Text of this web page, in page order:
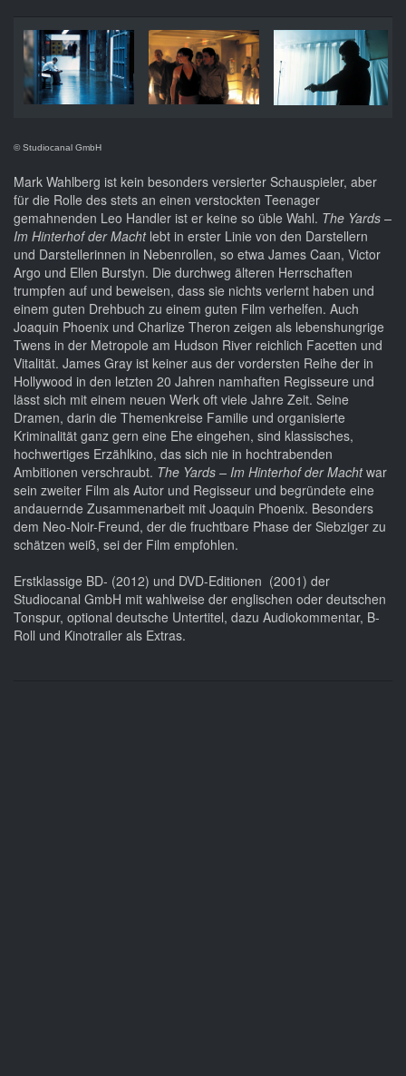
© Studiocanal GmbH
Mark Wahlberg ist kein besonders versierter Schauspieler, aber
für die Rolle des stets an einen verstockten Teenager
gemahnenden Leo Handler ist er keine so üble Wahl. The Yards –
Im Hinterhof der Machtlebt in erster Linie von den Darstellern
und Darstellerinnen in Nebenrollen, so etwa James Caan, Victor
Argo und Ellen Burstyn. Die durchweg älteren Herrschaften
trumpfen auf und beweisen, dass sie nichts verlernt haben und
einem guten Drehbuch zu einem guten Film verhelfen. Auch
Joaquin Phoenix und Charlize Theron zeigen als lebenshungrige
Twens in der Metropole am Hudson River reichlich Facetten und
Vitalität. James Gray ist keiner aus der vordersten Reihe der in
Hollywood in den letzten 20 Jahren namhaften Regisseure und
lässt sich mit einem neuen Werk oft viele Jahre Zeit. Seine
Dramen, darin die Themenkreise Familie und organisierte
Kriminalität ganz gern eine Ehe eingehen, sind klassisches,
hochwertiges Erzählkino, das sich nie in hochtrabenden
Ambitionen verschraubt. The Yards – Im Hinterhof der Machtwar
sein zweiter Film als Autor und Regisseur und begründete eine
andauernde Zusammenarbeit mit Joaquin Phoenix. Besonders
dem Neo-Noir-Freund, der die fruchtbare Phase der Siebziger zu
schätzen weiß, sei der Film empfohlen.
Erstklassige BD- (2012) und DVD-Editionen (2001) der
Studiocanal GmbH mit wahlweise der englischen oder deutschen
Tonspur, optional deutsche Untertitel, dazu Audiokommentar, B-
Roll und Kinotrailer als Extras.